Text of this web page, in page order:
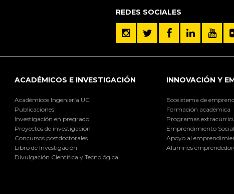
REDES SOCIALES
ACADÉMICOS E INVESTIGACIÓN
Académicos Ingeniería UC
Publicaciones
Investigación en pregrado
Proyectos de investigación
Concursos postdoctorales
Libro de Investigación
Divulgación Científica y Tecnológica
INNOVACIÓN Y
Ecosistema de
Formación académica
Programas
Emprendimiento Social
Apoyo al
Alumnos